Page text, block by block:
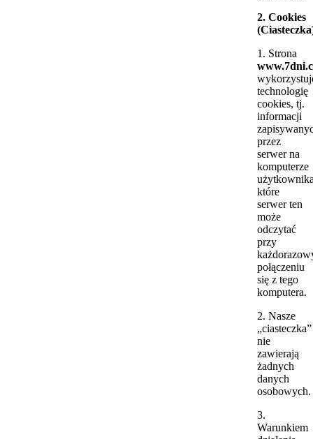
2. Cookies
1. Strona
technologię
cookies, tj.
informacji
przez
serwer na
komputerze
które
serwer ten
może
odczytać
przy
połączeniu
się z tego
komputera.
2. Nasze
„ciasteczka”
nie
zawierają
żadnych
danych
osobowych.
3.
Warunkiem